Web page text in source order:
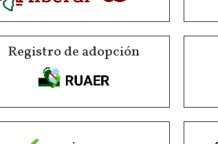
Registro de adopción